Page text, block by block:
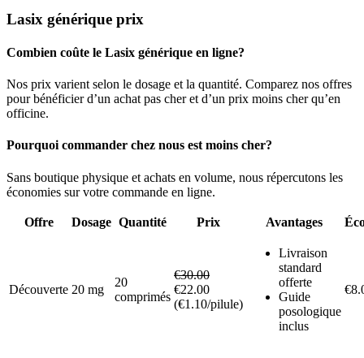
Lasix générique prix
Combien coûte le Lasix générique en ligne?
Nos prix varient selon le dosage et la quantité. Comparez nos offres
pour bénéficier d’un achat pas cher et d’un prix moins cher qu’en
officine.
Pourquoi commander chez nous est moins cher?
Sans boutique physique et achats en volume, nous répercutons les
économies sur votre commande en ligne.
Offre Dosage Quantité Prix Avantages
Découverte 20 mg
20
comprimés
€30.00
€22.00
(€1.10/pilule)
Livraison
standard
offerte
Guide
posologique
inclus